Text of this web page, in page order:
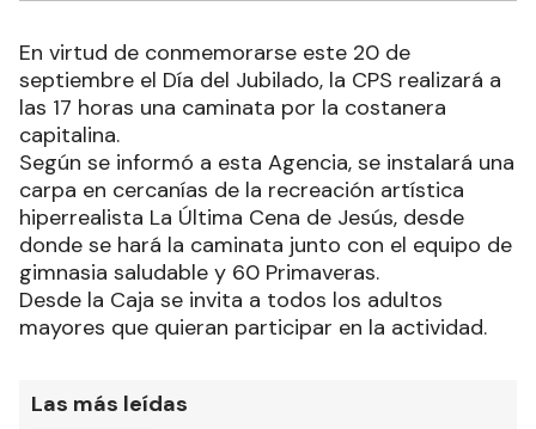
En virtud de conmemorarse este 20 de
septiembre el Día del Jubilado, la CPS realizará a
las 17 horas una caminata por la costanera
capitalina.
Según se informó a esta Agencia, se instalará una
carpa en cercanías de la recreación artística
hiperrealista La Última Cena de Jesús, desde
donde se hará la caminata junto con el equipo de
gimnasia saludable y 60 Primaveras.
Desde la Caja se invita a todos los adultos
mayores que quieran participar en la actividad.
Las más leídas